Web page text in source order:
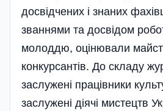
досвідчених і знаних
званнями та досвідом
молоддю, оцінювали
конкурсантів. До складу
заслужені працівники
заслужені діячі мистецтв